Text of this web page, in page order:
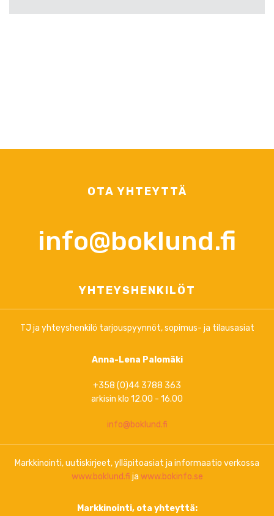
OTA YHTEYTTÄ
info@boklund.fi
YHTEYSHENKILÖT
TJ ja yhteyshenkilö tarjouspyynnöt, sopimus- ja tilausasiat
Anna-Lena Palomäki
+358 (0)44 3788 363
arkisin klo 12.00 - 16.00
info@boklund.fi
Markkinointi, uutiskirjeet, ylläpitoasiat ja informaatio verkossa
www.boklund.fi ja www.bokinfo.se
Markkinointi, ota yhteyttä: